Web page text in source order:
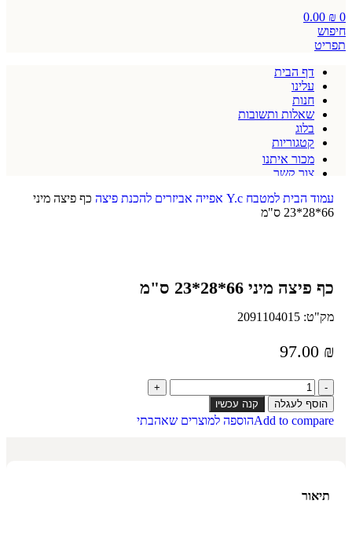
0
0.00 ₪
חיפוש
תפריט
דף הבית
עלינו
חנות
שאלות ותשובות
בלוג
קטגוריות
מכור איתנו
צור קשר
עמוד הבית למטבח Y.c אפייה אביזרים להכנת פיצה כף פיצה מיני
66*28*23 ס"מ
כף פיצה מיני 66*28*23 ס"מ
מק"ט: 2091104015
97.00 ₪
הוסף לעגלה קנה עכשיו
Add to compareהוספה למוצרים שאהבתי
תיאור